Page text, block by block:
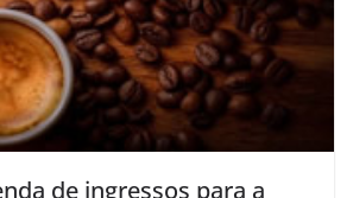
de ingressos para a